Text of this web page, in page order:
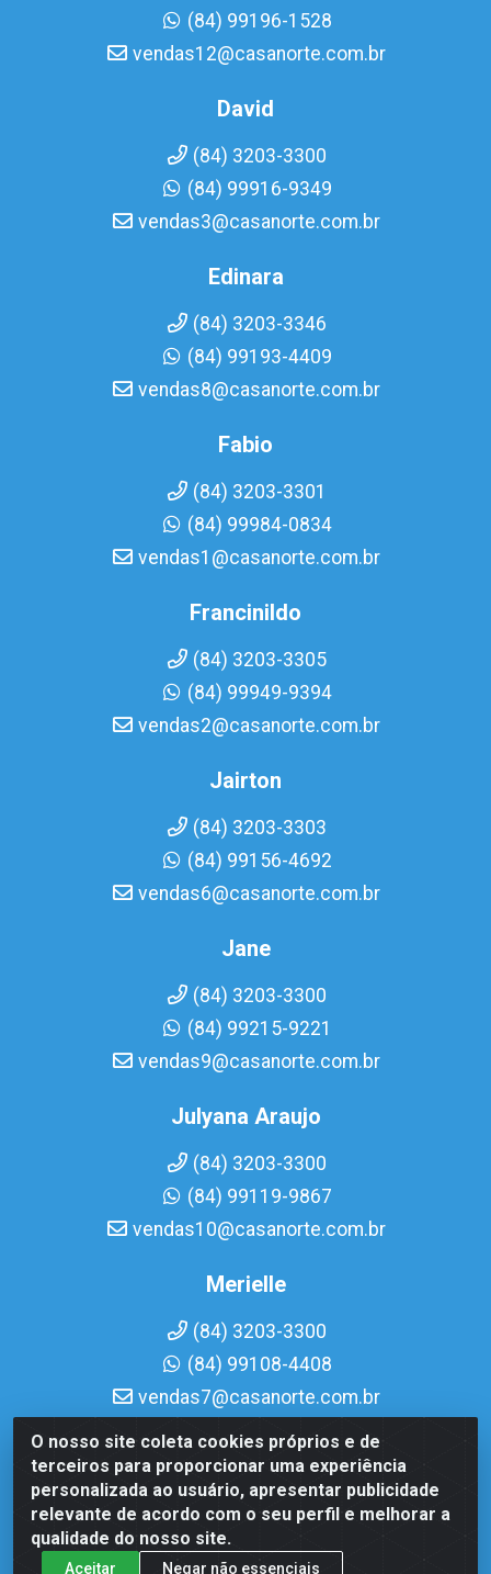
O nosso site coleta cookies próprios e de
terceiros para proporcionar uma experiência
personalizada ao usuário, apresentar publicidade
relevante de acordo com o seu perfil e melhorar a
qualidade do nosso site.
Aceitar Negar não essenciais
(84) 99196-1528
vendas12@casanorte.com.br
David
(84) 3203-3300
(84) 99916-9349
vendas3@casanorte.com.br
Edinara
(84) 3203-3346
(84) 99193-4409
vendas8@casanorte.com.br
Fabio
(84) 3203-3301
(84) 99984-0834
vendas1@casanorte.com.br
Francinildo
(84) 3203-3305
(84) 99949-9394
vendas2@casanorte.com.br
Jairton
(84) 3203-3303
(84) 99156-4692
vendas6@casanorte.com.br
Jane
(84) 3203-3300
(84) 99215-9221
vendas9@casanorte.com.br
Julyana Araujo
(84) 3203-3300
(84) 99119-9867
vendas10@casanorte.com.br
Merielle
(84) 3203-3300
(84) 99108-4408
vendas7@casanorte.com.br
Casa Norte LTDA - Av. Interventor Mário Câmara, 1815 -
Dix-Sept Rosado, Natal/RN - CEP 59054-600 - CNPJ
08.713.513/0001-51